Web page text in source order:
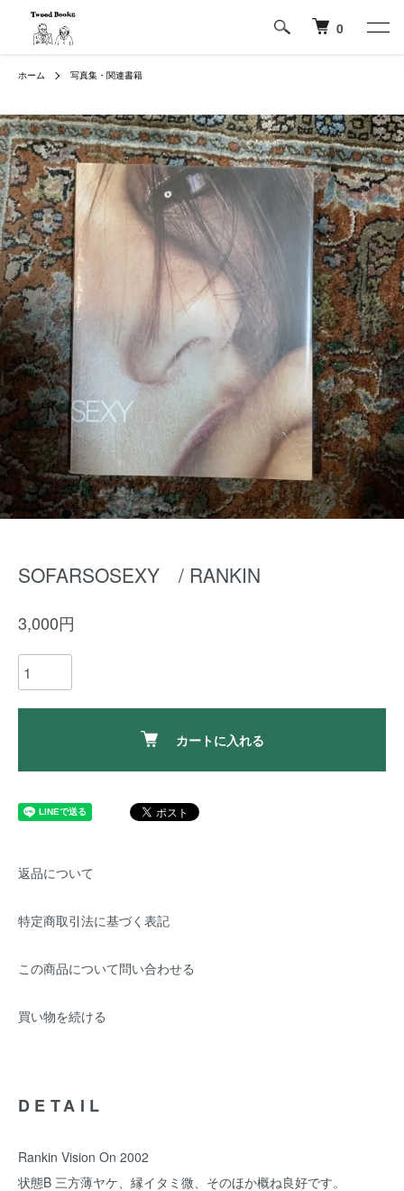
0
ホーム 写真集・関連書籍
SOFARSOSEXY / RANKIN
3,000円
カートに入れる
返品について
特定商取引法に基づく表記
この商品について問い合わせる
買い物を続ける
DETAIL
Rankin Vision On 2002
状態B 三方薄ヤケ、縁イタミ微、そのほか概ね良好です。